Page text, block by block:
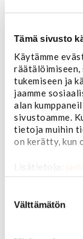
Tämä sivusto
Käytämme
räätälöimiseen,
tukemiseen ja
jaamme
alan
sivustoamme.
tietoja muihin
on kerätty, kun
Lisätietoja:
valinta
Välttämätön